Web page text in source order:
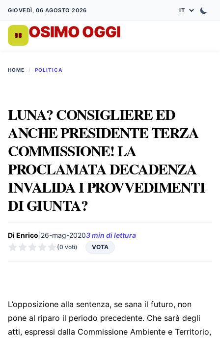
GIOVEDÌ, 06 AGOSTO 2026
OSIMO OGGI
HOME / POLITICA
LUNA? CONSIGLIERE ED
ANCHE PRESIDENTE TERZA
COMMISSIONE! LA
PROCLAMATA DECADENZA
INVALIDA I PROVVEDIMENTI
DI GIUNTA?
Di Enrico 26-mag-20203 min di lettura
(0 voti) VOTA
L’opposizione alla sentenza, se sana il futuro, non
pone al riparo il periodo precedente. Che sarà degli
atti, espressi dalla Commissione Ambiente e Territorio,